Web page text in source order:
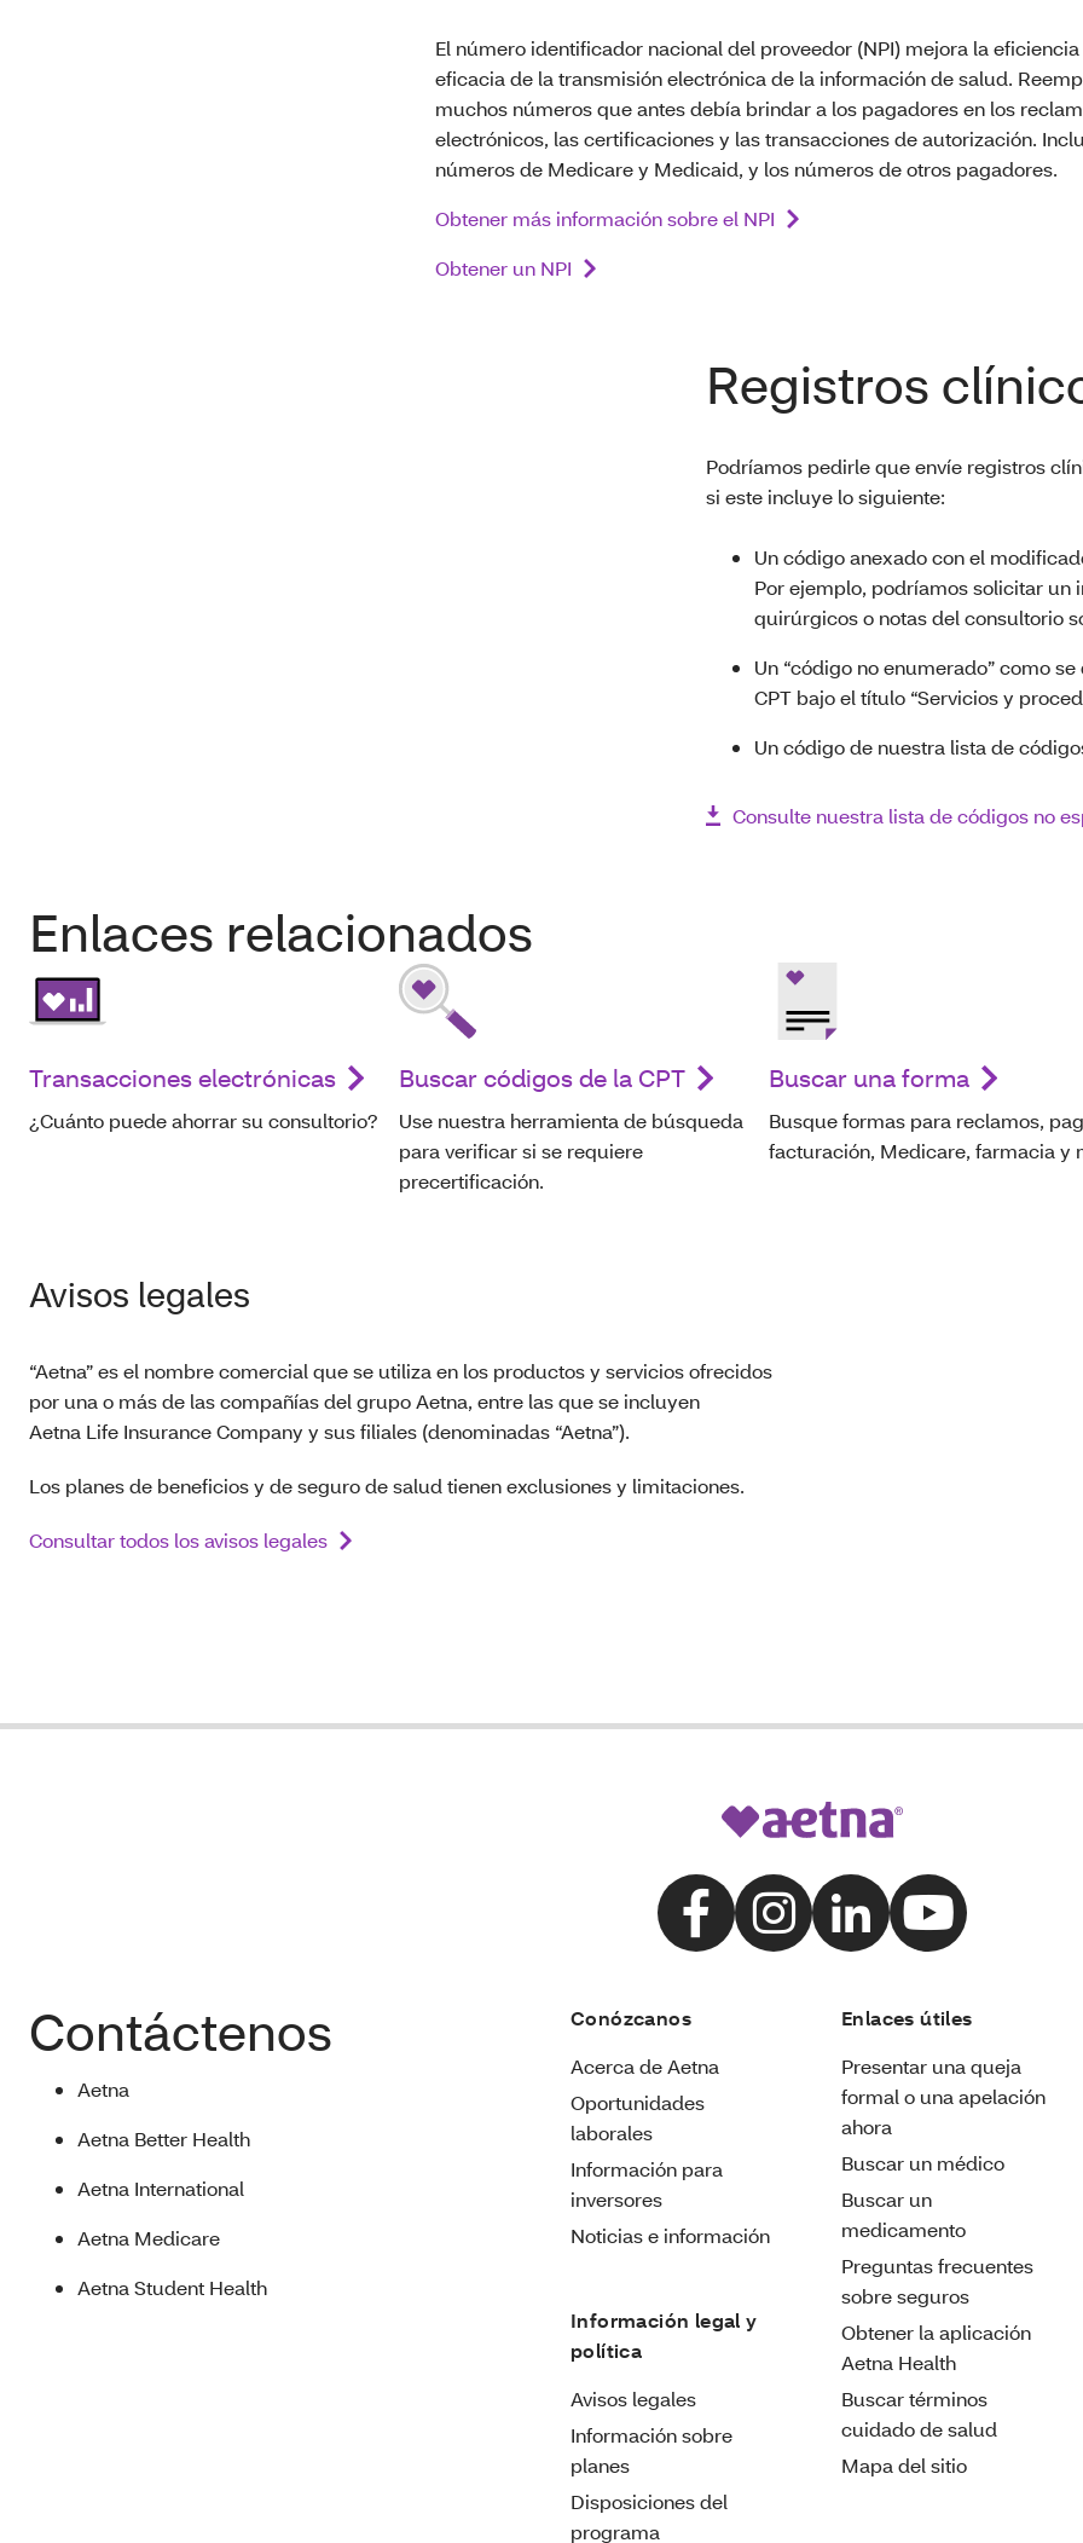
El número identificador nacional del proveedor (NPI) mejora la eficiencia
eficacia de la transmisión electrónica de la información de salud.
muchos números que antes debía brindar a los pagadores en los
electrónicos, las certificaciones y las transacciones de autorización.
números de Medicare y Medicaid, y los números de otros pagadores.
Obtener más información sobre el NPI
Obtener un NPI
Registros
Podríamos pedirle que envíe registros
si este incluye lo siguiente:
Un código anexado con el
Por ejemplo, podríamos solicitar
quirúrgicos o notas del consultorio
Un “código no enumerado” como
CPT bajo el título “Servicios y
Un código de nuestra lista de
Consulte nuestra lista de códigos no
Enlaces relacionados
Transacciones electrónicas
¿Cuánto puede ahorrar su consultorio?
Buscar códigos de la CPT
Use nuestra herramienta de búsqueda
para verificar si se requiere
precertificación.
Buscar una forma
Busque formas para reclamos,
facturación, Medicare, farmacia y
Avisos legales
“Aetna” es el nombre comercial que se utiliza en los productos y servicios ofrecidos
por una o más de las compañías del grupo Aetna, entre las que se incluyen
Aetna Life Insurance Company y sus filiales (denominadas “Aetna”).
Los planes de beneficios y de seguro de salud tienen exclusiones y limitaciones.
Consultar todos los avisos legales
Contáctenos
Aetna
Aetna Better Health
Aetna International
Aetna Medicare
Aetna Student Health
Conózcanos
Acerca de Aetna
Oportunidades
laborales
Información para
inversores
Noticias e información
Información legal y
política
Avisos legales
Información sobre
planes
Disposiciones del
programa
Enlaces útiles
Presentar una queja
formal o una apelación
ahora
Buscar un médico
Buscar un
medicamento
Preguntas frecuentes
sobre seguros
Obtener la aplicación
Aetna Health
Buscar términos
cuidado de salud
Mapa del sitio